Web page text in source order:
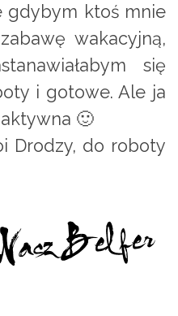
gdybym ktoś mnie
wakacyjną,
się
i gotowe. Ale ja
🙂
Drodzy, do roboty